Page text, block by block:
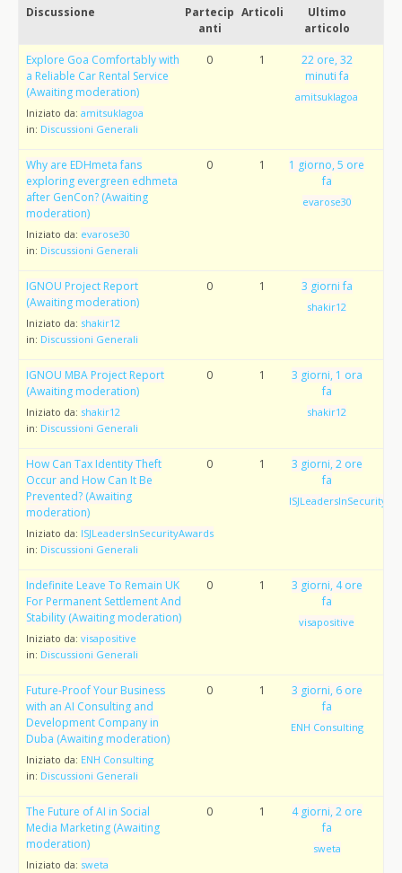
Discussione
Partecip
anti
Articoli
Ultimo
articolo
Explore Goa Comfortably with
a Reliable Car Rental Service
(Awaiting moderation)
Iniziato da: amitsuklagoa
in: Discussioni Generali
0 1
22 ore, 32
minuti fa
amitsuklagoa
Why are EDHmeta fans
exploring evergreen edhmeta
after GenCon? (Awaiting
moderation)
Iniziato da: evarose30
in: Discussioni Generali
0 1
1 giorno, 5 ore
fa
evarose30
IGNOU Project Report
(Awaiting moderation)
Iniziato da: shakir12
in: Discussioni Generali
0 1 3 giorni fa
shakir12
IGNOU MBA Project Report
(Awaiting moderation)
Iniziato da: shakir12
in: Discussioni Generali
0 1
3 giorni, 1 ora
fa
shakir12
How Can Tax Identity Theft
Occur and How Can It Be
Prevented? (Awaiting
moderation)
Iniziato da: ISJLeadersInSecurityAwards
in: Discussioni Generali
0 1
3 giorni, 2 ore
fa
Indefinite Leave To Remain UK
For Permanent Settlement And
Stability (Awaiting moderation)
Iniziato da: visapositive
in: Discussioni Generali
0 1
3 giorni, 4 ore
fa
visapositive
Future-Proof Your Business
with an AI Consulting and
Development Company in
Duba (Awaiting moderation)
Iniziato da: ENH Consulting
in: Discussioni Generali
0 1
3 giorni, 6 ore
fa
ENH Consulting
The Future of AI in Social
Media Marketing (Awaiting
moderation)
Iniziato da: sweta
0 1
4 giorni, 2 ore
fa
sweta